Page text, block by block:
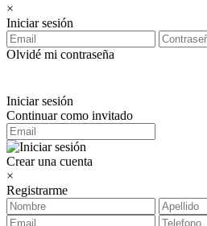
×
Iniciar sesión
Olvidé mi contraseña
Iniciar sesión
Continuar como invitado
Crear una cuenta
×
Registrarme